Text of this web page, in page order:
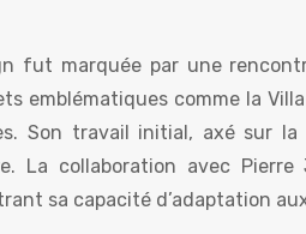
fut marquée par une
emblématiques comme la
Son travail initial, axé sur
La collaboration avec
sa capacité d’adaptation